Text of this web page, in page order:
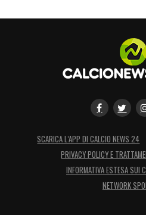
SCARICA L’APP DI CALCIO NEWS 24
PRIVACY POLICY E
INFORMATIVA ESTESA SUI
NETWORK